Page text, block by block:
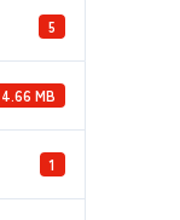
5
4.66 MB
1